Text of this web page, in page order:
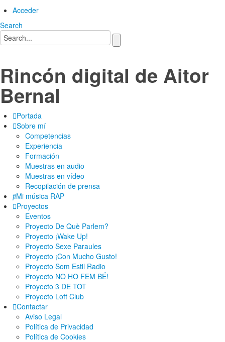
Acceder
Search
Rincón digital de Aitor
Bernal
Portada
Sobre mí
Competencias
Experiencia
Formación
Muestras en audio
Muestras en vídeo
Recopilación de prensa
Mi música RAP
Proyectos
Eventos
Proyecto De Què Parlem?
Proyecto ¡Wake Up!
Proyecto Sexe Paraules
Proyecto ¡Con Mucho Gusto!
Proyecto Som Estil Radio
Proyecto NO HO FEM BÉ!
Proyecto 3 DE TOT
Proyecto Loft Club
Contactar
Aviso Legal
Política de Privacidad
Política de Cookies